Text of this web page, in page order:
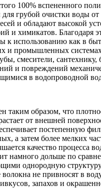
100% вспененного
грубой очистки воды от
и обладают высокой
и химикатов. Благодаря
к использованию как в
и промышленных
смесители, сантехнику,
и повреждений
в водопроводной
таким образом, что
от внешней
постепенную
а затем более мелких
качество процесса
намного дольше по
однородную
не привносят в
запахов и